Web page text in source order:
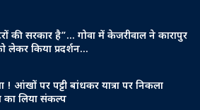
की सरकार है”… गोवा में केजरीवाल ने कारापुर
लेकर किया प्रदर्शन…
आंखों पर पट्टी बांधकर यात्रा पर निकला
का लिया संकल्प